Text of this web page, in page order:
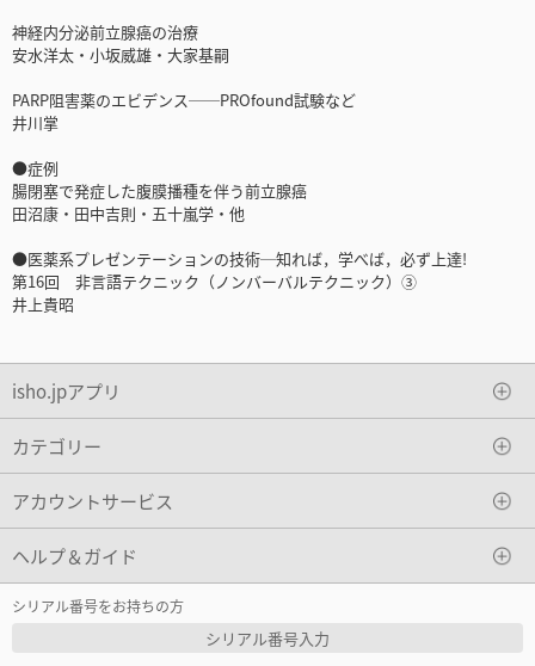
神経内分泌前立腺癌の治療
安水洋太・小坂威雄・大家基嗣
PARP阻害薬のエビデンス──PROfound試験など
井川掌
●症例
腸閉塞で発症した腹膜播種を伴う前立腺癌
田沼康・田中吉則・五十嵐学・他
●医薬系プレゼンテーションの技術─知れば，学べば，必ず上達!
第16回 非言語テクニック（ノンバーバルテクニック）③
井上貴昭
isho.jpアプリ
カテゴリー
アカウントサービス
ヘルプ＆ガイド
シリアル番号をお持ちの方
シリアル番号入力